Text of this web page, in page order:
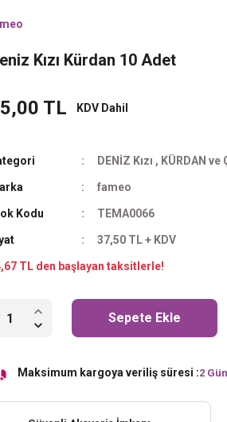
Kızı Kürdan 10 Adet
TL KDV Dahil
DENİZ Kızı , KÜRDAN ve
fameo
Kodu TEMA0066
37,50 TL + KDV
TL den başlayan taksitlerle!
Sepete Ekle
Maksimum kargoya veriliş süresi :2